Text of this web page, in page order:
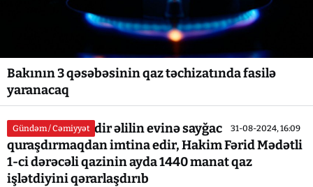
Bakının 3 qəsəbəsinin qaz təchizatında fasilə
yaranacaq
Gündəm / Cəmiyyət 31-08-2024, 16:09
“Azəriqaz” 16 ildir əlilin evinə sayğac
quraşdırmaqdan imtina edir, Hakim Fərid Mədətli
1-ci dərəcəli qazinin ayda 1440 manat qaz
işlətdiyini qərarlaşdırıb